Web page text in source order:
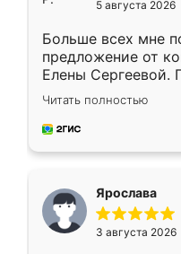
5 августа 2026
Больше всех мне
предложение от
Елены Сергеевой.
короткие сроки
для замера
предложил по
Читать полностью
Ярослава
3 августа 2026